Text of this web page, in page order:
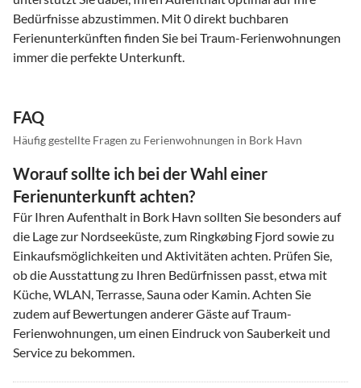
Bedürfnisse abzustimmen. Mit 0 direkt buchbaren
Ferienunterkünften finden Sie bei Traum-Ferienwohnungen
immer die perfekte Unterkunft.
FAQ
Häufig gestellte Fragen zu Ferienwohnungen in Bork Havn
Worauf sollte ich bei der Wahl einer
Ferienunterkunft achten?
Für Ihren Aufenthalt in Bork Havn sollten Sie besonders auf
die Lage zur Nordseeküste, zum Ringkøbing Fjord sowie zu
Einkaufsmöglichkeiten und Aktivitäten achten. Prüfen Sie,
ob die Ausstattung zu Ihren Bedürfnissen passt, etwa mit
Küche, WLAN, Terrasse, Sauna oder Kamin. Achten Sie
zudem auf Bewertungen anderer Gäste auf Traum-
Ferienwohnungen, um einen Eindruck von Sauberkeit und
Service zu bekommen.